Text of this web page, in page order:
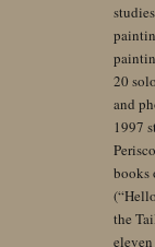
20
and
1997
books
the